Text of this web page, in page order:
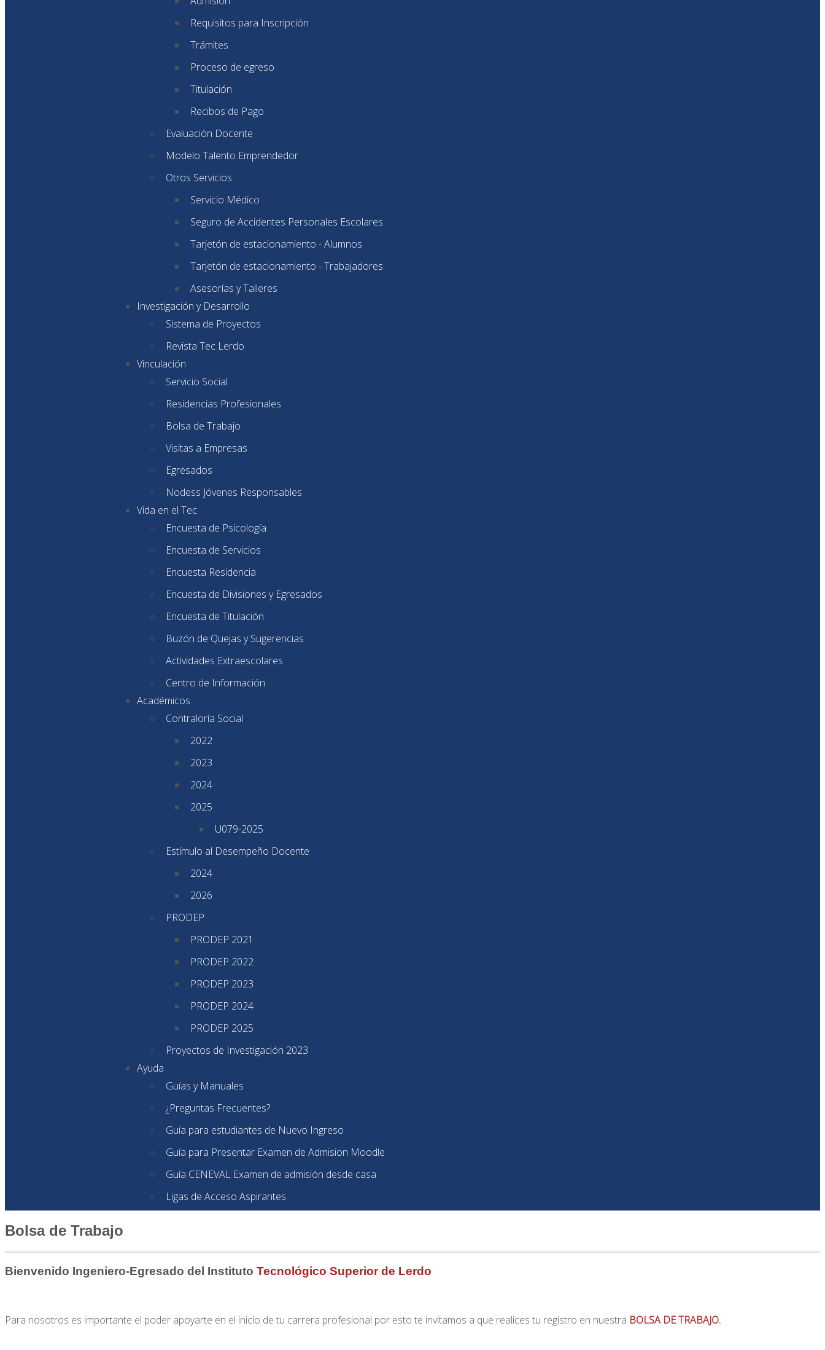
Requisitos para Inscripción
Trámites
Proceso de egreso
Titulación
Recibos de Pago
Evaluación Docente
Modelo Talento Emprendedor
Otros Servicios
Servicio Médico
Seguro de Accidentes Personales Escolares
Tarjetón de estacionamiento - Alumnos
Tarjetón de estacionamiento - Trabajadores
Asesorías y Talleres
Investigación y Desarrollo
Sistema de Proyectos
Revista Tec Lerdo
Vinculación
Servicio Social
Residencias Profesionales
Bolsa de Trabajo
Visitas a Empresas
Egresados
Nodess Jóvenes Responsables
Vida en el Tec
Encuesta de Psicología
Encuesta de Servicios
Encuesta Residencia
Encuesta de Divisiones y Egresados
Encuesta de Titulación
Buzón de Quejas y Sugerencias
Actividades Extraescolares
Centro de Información
Académicos
Contraloría Social
2022
2023
2024
2025
U079-2025
Estímulo al Desempeño Docente
2024
2026
PRODEP
PRODEP 2021
PRODEP 2022
PRODEP 2023
PRODEP 2024
PRODEP 2025
Proyectos de Investigación 2023
Ayuda
Guías y Manuales
¿Preguntas Frecuentes?
Guía para estudiantes de Nuevo Ingreso
Guía para Presentar Examen de Admision Moodle
Guía CENEVAL Examen de admisión desde casa
Ligas de Acceso Aspirantes
Bolsa de Trabajo
Bienvenido Ingeniero-Egresado del Instituto Tecnológico Superior de Lerdo
Para nosotros es importante el poder apoyarte en el inicio de tu carrera profesional por esto te invitamos a que realices tu registro en nuestra BOLSA DE TRABAJO.